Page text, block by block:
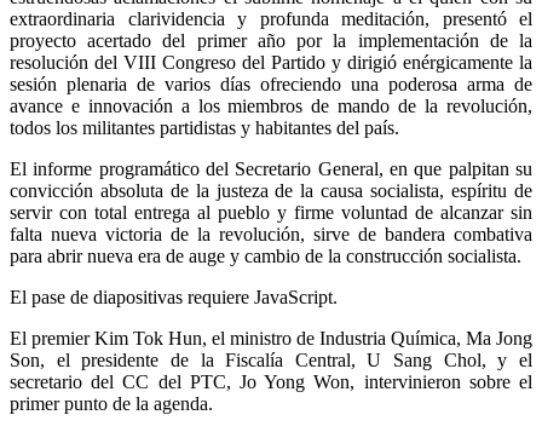
extraordinaria clarividencia y profunda meditación, presentó el
proyecto acertado del primer año por la implementación de la
resolución del VIII Congreso del Partido y dirigió enérgicamente la
sesión plenaria de varios días ofreciendo una poderosa arma de
avance e innovación a los miembros de mando de la revolución,
todos los militantes partidistas y habitantes del país.
El informe programático del Secretario General, en que palpitan su
convicción absoluta de la justeza de la causa socialista, espíritu de
servir con total entrega al pueblo y firme voluntad de alcanzar sin
falta nueva victoria de la revolución, sirve de bandera combativa
para abrir nueva era de auge y cambio de la construcción socialista.
El pase de diapositivas requiere JavaScript.
El premier Kim Tok Hun, el ministro de Industria Química, Ma Jong
Son, el presidente de la Fiscalía Central, U Sang Chol, y el
secretario del CC del PTC, Jo Yong Won, intervinieron sobre el
primer punto de la agenda.